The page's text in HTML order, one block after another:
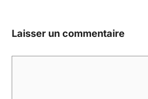
Laisser un commentaire